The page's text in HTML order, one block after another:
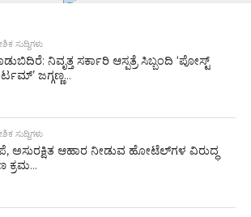
ಸುದ್ದಿಗಳು
ನಿವೃತ್ತ ಸರ್ಕಾರಿ ಆಸ್ಪತ್ರೆ ಸಿಬ್ಬಂದಿ ‘ಪೋಸ್ಟ್
ಜಗ್ಗಣ್ಣ...
ಸುದ್ದಿಗಳು
ಅಸುರಕ್ಷಿತ ಆಹಾರ ನೀಡುವ ಹೋಟೆಲ್‌ಗಳ ವಿರುದ್ಧ
ಕ್ರಮ...